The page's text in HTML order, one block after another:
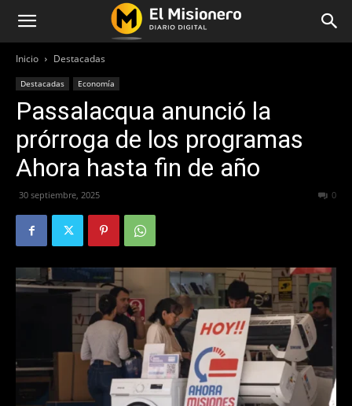
Inicio Destacadas
Destacadas Economía
Passalacqua anunció la
prórroga de los programas
Ahora hasta fin de año
30 septiembre, 2025 0